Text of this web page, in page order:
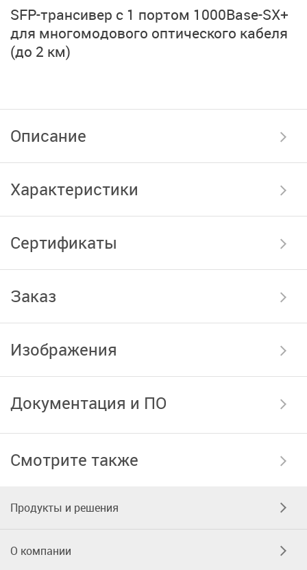
SFP-трансивер с 1 портом 1000Base-SX+
для многомодового оптического кабеля
(до 2 км)
Описание
Характеристики
Сертификаты
Заказ
Изображения
Документация и ПО
Смотрите также
Продукты и решения
О компании